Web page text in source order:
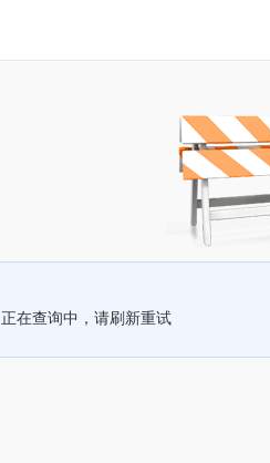
正在查询中，请刷新重试